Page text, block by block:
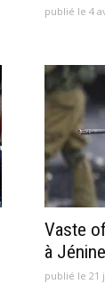
publié le 4
Vaste
à Jénine
publié le 21